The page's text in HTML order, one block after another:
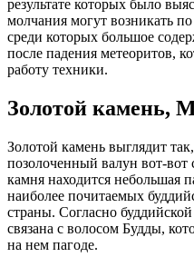
результате которых было
молчания могут возникать
среди которых большое
после падения метеоритов,
работу техники.
Золотой камень,
Золотой камень выглядит
позолоченный валун вот-
камня находится небольшая
наиболее почитаемых
страны. Согласно
связана с волосом Будды,
на нем пагоде.